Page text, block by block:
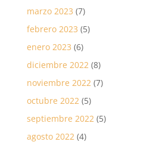
marzo 2023 (7)
febrero 2023 (5)
enero 2023 (6)
diciembre 2022(8)
noviembre 2022(7)
octubre 2022(5)
septiembre 2022(5)
agosto 2022(4)